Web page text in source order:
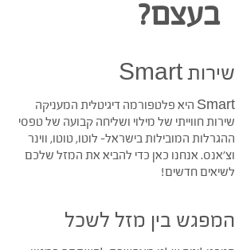
בעצם?
שירות Smart
Smart היא פלטפורמה דיגיטלית המעניקה
שירות חווייתי של מילוי ושליחה קבועה של טפסי
ההגרלות המובילות בישראל- לוטו, טוטו, ווינר
וצ'אנס. אנחנו כאן כדי להביא את המזל שלכם
לשיאים חדשים!
המפגש בין מזל לשכל